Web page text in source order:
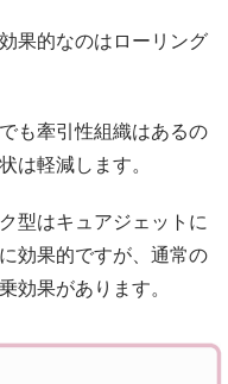
果的なのはローリング
も牽引性組織はあるの
は軽減します。
型はキュアジェットに
効果的ですが、通常の
効果があります。